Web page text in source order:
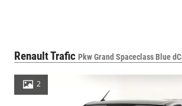
Renault Trafic Pkw Grand Spaceclass Blue
2